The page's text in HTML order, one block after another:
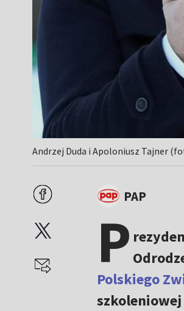
Andrzej Duda i Apoloniusz Tajner
PAP
P
Polskiego
szkoleniowej